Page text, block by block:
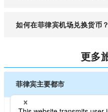
金，因为某些小店可能不
建议提前2至3个月预订
格。特别是在旅游旺季
如何在菲律宾机场兑换货币？
菲律宾的主要机场内设
在官方的货币兑换处进
汇率。建议在出发前了
更多
菲律宾主要都市